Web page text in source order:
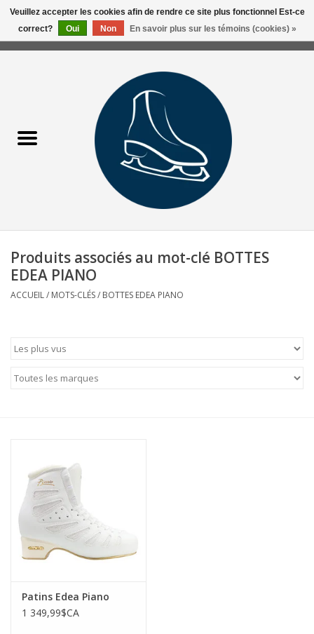
0 Articles - 0,00$CA
Liquidation/Clearance
Patins Usagés
Hockey
Patins
Pièces uniques Lamond
Rendez-vous achat de patins
Produits associés au mot-clé BOTTES
EDEA PIANO
ACCUEIL/ MOTS-CLÉS/ BOTTES EDEA PIANO
Patins Edea Piano
1 349,99$CA
Veuillez accepter les cookies afin de rendre ce site plus fonctionnel Est-ce
correct?
Oui Non En savoir plus sur les témoins (cookies) »